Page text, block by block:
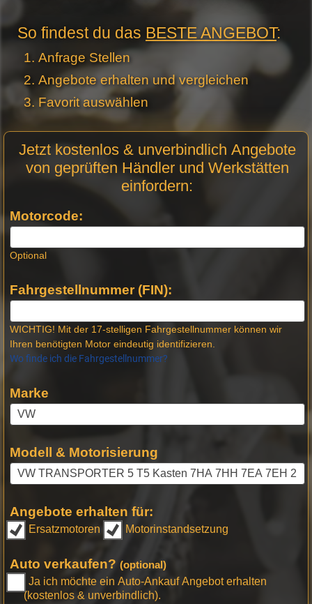
So findest du das BESTE ANGEBOT:
Anfrage Stellen
Angebote erhalten und vergleichen
Favorit auswählen
Anfrage
Stellen -
Jetzt kostenlos & unverbindlich Angebote
von geprüften Händler und Werkstätten
einfordern:
Motorcode:
Optional
Fahrgestellnummer (FIN):
WICHTIG! Mit der 17-stelligen Fahrgestellnummer können wir
Ihren benötigten Motor eindeutig identifizieren.
Wo finde ich die Fahrgestellnummer?
Marke
Modell & Motorisierung
Angebote erhalten für:
Ersatzmotoren Motorinstandsetzung
Auto verkaufen? (optional)
Ja ich möchte ein Auto-Ankauf Angebot erhalten
(kostenlos & unverbindlich).